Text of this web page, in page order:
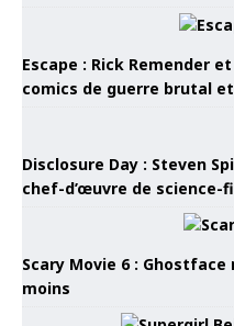
Escape : Rick Remender
comics de guerre brutal
Disclosure Day : Steven
chef-d’œuvre de science-
Scary Movie 6 :
moins